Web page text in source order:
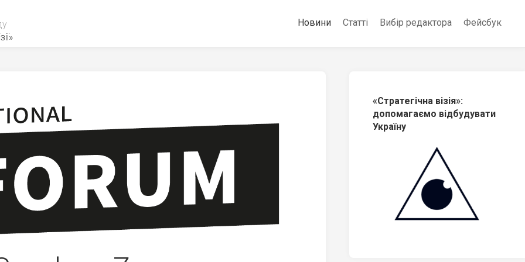
Новини Статті Вибір редактора Фейсбук
«Стратегічна візія»:
допомагаємо відбудувати
Україну